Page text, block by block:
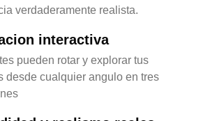
verdaderamente realista.
interactiva
pueden rotar y explorar tus
desde cualquier angulo en tres